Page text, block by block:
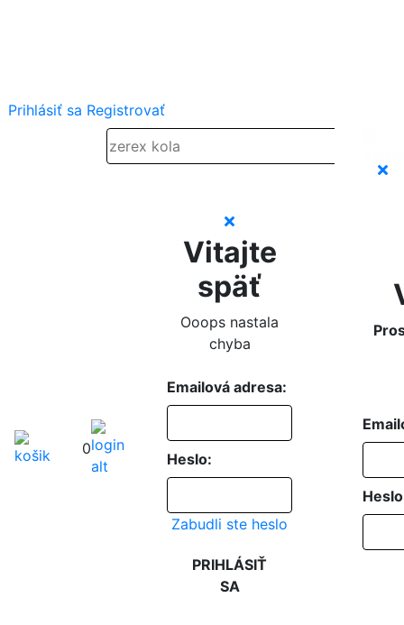
Prihlásiť sa Registrovať
0
Vitajte
späť
Ooops nastala
chyba
Emailová adresa:
Heslo:
Zabudli ste heslo
PRIHLÁSIŤ
SA